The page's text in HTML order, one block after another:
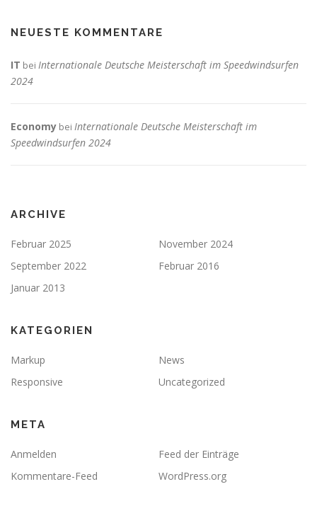
NEUESTE KOMMENTARE
IT bei Internationale Deutsche Meisterschaft im Speedwindsurfen
2024
Economy bei Internationale Deutsche Meisterschaft im
Speedwindsurfen 2024
ARCHIVE
Februar 2025
November 2024
September 2022
Februar 2016
Januar 2013
KATEGORIEN
Markup
News
Responsive
Uncategorized
META
Anmelden
Feed der Einträge
Kommentare-Feed
WordPress.org